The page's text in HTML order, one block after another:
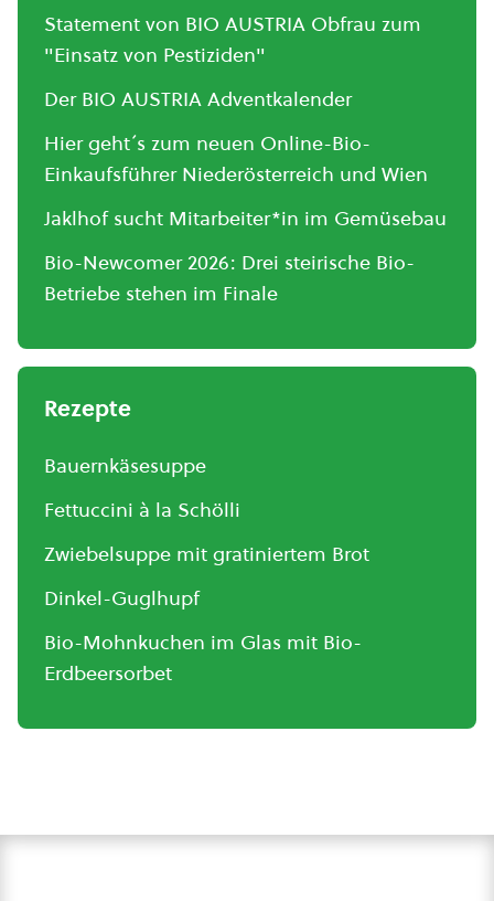
Statement von BIO AUSTRIA Obfrau zum
"Einsatz von Pestiziden"
Der BIO AUSTRIA Adventkalender
Hier geht´s zum neuen Online-Bio-
Einkaufsführer Niederösterreich und Wien
Jaklhof sucht Mitarbeiter*in im Gemüsebau
Bio-Newcomer 2026: Drei steirische Bio-
Betriebe stehen im Finale
Rezepte
Bauernkäsesuppe
Fettuccini à la Schölli
Zwiebelsuppe mit gratiniertem Brot
Dinkel-Guglhupf
Bio-Mohnkuchen im Glas mit Bio-
Erdbeersorbet